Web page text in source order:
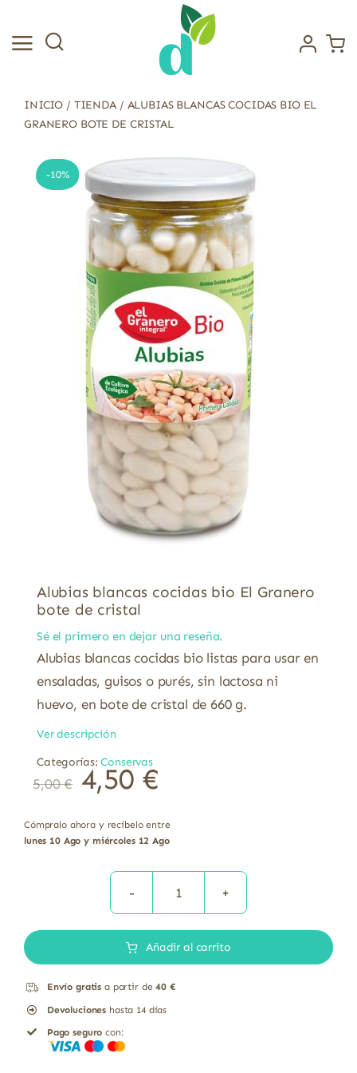
contenido
INICIO / TIENDA/ ALUBIAS BLANCAS COCIDAS BIO EL
GRANERO BOTE DE CRISTAL
-10%
Alubias blancas cocidas bio El Granero
bote de cristal
Sé el primero en dejar una reseña.
Alubias blancas cocidas bio listas para usar en
ensaladas, guisos o purés, sin lactosa ni
huevo, en bote de cristal de 660 g.
Ver descripción
Categorías:Conservas
5,00€ 4,50 €
Cómpralo ahora y recíbelo entre
lunes 10 Ago y miércoles 12 Ago
Alubias
cocidas
Añadir al carrito
Envío gratis a partir de40 €
Devoluciones hasta 14 días
Pago seguro con: